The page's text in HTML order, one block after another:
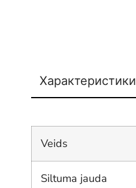
Характеристики
Veids
Siltuma jauda